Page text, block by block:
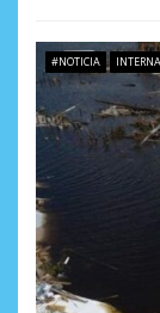
#NOTICIA